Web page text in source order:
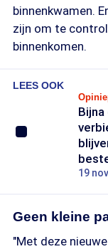
binnenkwamen.
zijn om te
binnenkomen.
LEES OOK
19
Geen kleine
"Met deze